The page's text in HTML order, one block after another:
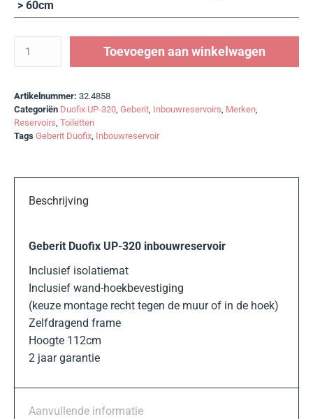
> 60cm
Toevoegen aan winkelwagen
Artikelnummer: 32.4858
Categoriën Duofix UP-320, Geberit, Inbouwreservoirs, Merken,
Reservoirs, Toiletten
Tags Geberit Duofix, Inbouwreservoir
Beschrijving
Geberit Duofix UP-320 inbouwreservoir
Inclusief isolatiemat
Inclusief wand-hoekbevestiging
(keuze montage recht tegen de muur of in de hoek)
Zelfdragend frame
Hoogte 112cm
2 jaar garantie
Aanvullende informatie